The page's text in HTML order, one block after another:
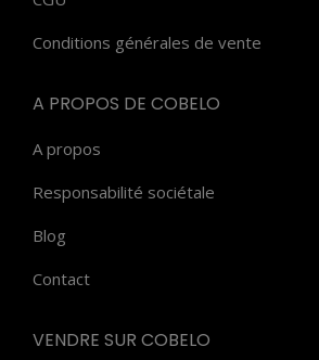
Conditions générales de vente
A PROPOS DE COBELO
A propos
Responsabilité sociétale
Blog
Contact
VENDRE SUR COBELO